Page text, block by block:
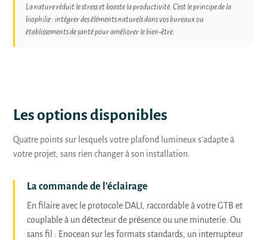
La nature réduit le stress et booste la productivité. C'est le principe de la
biophilie : intégrer des éléments naturels dans vos bureaux ou
établissements de santé pour améliorer le bien-être.
Les options disponibles
Quatre points sur lesquels votre plafond lumineux s'adapte à
votre projet, sans rien changer à son installation.
La commande de l'éclairage
En filaire avec le protocole DALI, raccordable à votre GTB et
couplable à un détecteur de présence ou une minuterie. Ou
sans fil : Enocean sur les formats standards, un interrupteur